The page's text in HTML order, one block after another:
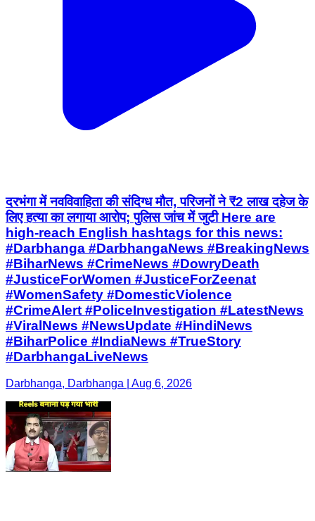
दरभंगा में नवविवाहिता की संदिग्ध मौत, परिजनों ने ₹2 लाख दहेज के
लिए हत्या का लगाया आरोप; पुलिस जांच में जुटी Here are
high-reach English hashtags for this news:
#Darbhanga #DarbhangaNews #BreakingNews
#BiharNews #CrimeNews #DowryDeath
#JusticeForWomen #JusticeForZeenat
#WomenSafety #DomesticViolence
#CrimeAlert #PoliceInvestigation #LatestNews
#ViralNews #NewsUpdate #HindiNews
#BiharPolice #IndiaNews #TrueStory
#DarbhangaLiveNews
Darbhanga, Darbhanga | Aug 6, 2026